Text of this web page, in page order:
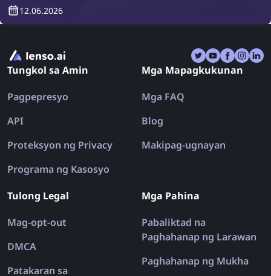
search tools tulad ng lenso.ai, TinEye, at Copyseeker,
ang pinakamahusay na reverse image search apps
para sa iPhone at Android sa 2026.
12.06.2026
Tungkol sa Amin
Pagpepresyo
API
Proteksyon ng Privacy
Programa ng Kasosyo
Mga Mapagkukunan
Mga FAQ
Blog
Makipag-ugnayan
Tulong Legal
Mag-opt-out
DMCA
Patakaran sa
Mga Pahina
Pabaliktad na
Paghahanap ng Larawan
Paghahanap ng Mukha